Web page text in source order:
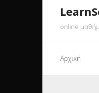
online
Αρχική